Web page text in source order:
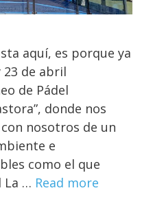
aquí, es porque ya
23 de abril
de Pádel
donde nos
nosotros de un
e
como el que
La … Read more